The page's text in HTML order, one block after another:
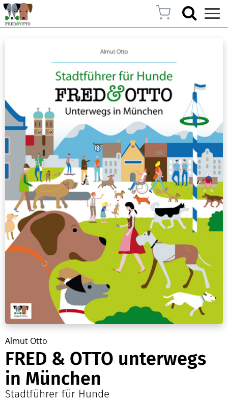
Almut Otto
FRED & OTTO unterwegs
in München
Stadtführer für Hunde